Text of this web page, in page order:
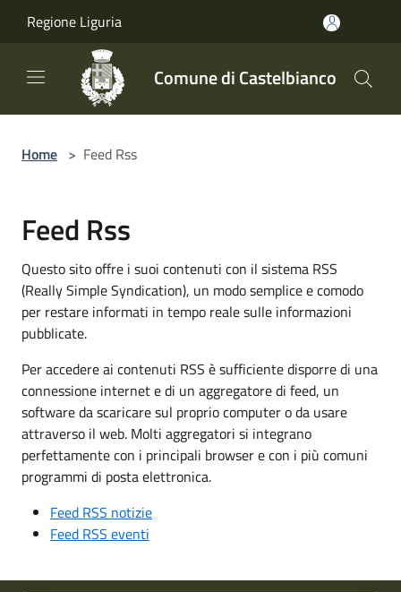
Regione Liguria
Comune di Castelbianco
Home > Feed Rss
Feed Rss
Questo sito offre i suoi contenuti con il sistema RSS
(Really Simple Syndication), un modo semplice e comodo
per restare informati in tempo reale sulle informazioni
pubblicate.
Per accedere ai contenuti RSS è sufficiente disporre di una
connessione internet e di un aggregatore di feed, un
software da scaricare sul proprio computer o da usare
attraverso il web. Molti aggregatori si integrano
perfettamente con i principali browser e con i più comuni
programmi di posta elettronica.
Feed RSS notizie
Feed RSS eventi